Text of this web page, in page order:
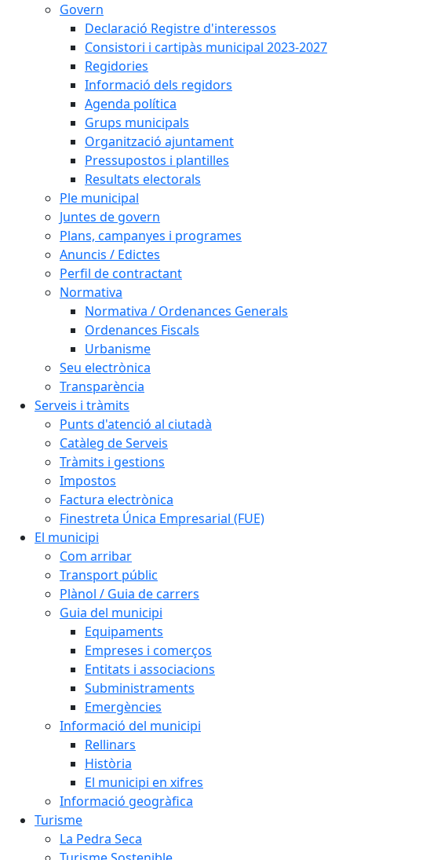
Govern
Declaració Registre d'interessos
Consistori i cartipàs municipal 2023-2027
Regidories
Informació dels regidors
Agenda política
Grups municipals
Organització ajuntament
Pressupostos i plantilles
Resultats electorals
Ple municipal
Juntes de govern
Plans, campanyes i programes
Anuncis / Edictes
Perfil de contractant
Normativa
Normativa / Ordenances Generals
Ordenances Fiscals
Urbanisme
Seu electrònica
Transparència
Serveis i tràmits
Punts d'atenció al ciutadà
Catàleg de Serveis
Tràmits i gestions
Impostos
Factura electrònica
Finestreta Única Empresarial (FUE)
El municipi
Com arribar
Transport públic
Plànol / Guia de carrers
Guia del municipi
Equipaments
Empreses i comerços
Entitats i associacions
Subministraments
Emergències
Informació del municipi
Rellinars
Història
El municipi en xifres
Informació geogràfica
Turisme
La Pedra Seca